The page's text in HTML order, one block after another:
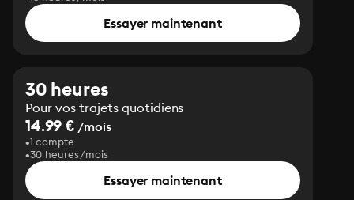
Essayer maintenant
30 heures
Pour vos trajets quotidiens
14.99 € /mois
1 compte
30 heures/mois
Essayer maintenant